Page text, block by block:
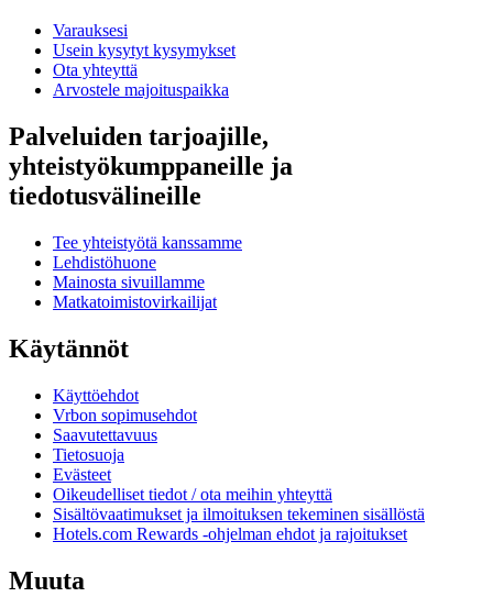
Varauksesi
Usein kysytyt kysymykset
Ota yhteyttä
Arvostele majoituspaikka
Palveluiden tarjoajille,
yhteistyökumppaneille ja
tiedotusvälineille
Tee yhteistyötä kanssamme
Lehdistöhuone
Mainosta sivuillamme
Matkatoimistovirkailijat
Käytännöt
Käyttöehdot
Vrbon sopimusehdot
Saavutettavuus
Tietosuoja
Evästeet
Oikeudelliset tiedot / ota meihin yhteyttä
Sisältövaatimukset ja ilmoituksen tekeminen sisällöstä
Hotels.com Rewards -ohjelman ehdot ja rajoitukset
Muuta